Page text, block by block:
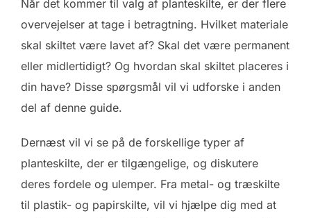
Når det kommer til valg af planteskilte, er der flere
overvejelser at tage i betragtning. Hvilket materiale
skal skiltet være lavet af? Skal det være permanent
eller midlertidigt? Og hvordan skal skiltet placeres i
din have? Disse spørgsmål vil vi udforske i anden
del af denne guide.
Dernæst vil vi se på de forskellige typer af
planteskilte, der er tilgængelige, og diskutere
deres fordele og ulemper. Fra metal- og træskilte
til plastik- og papirskilte, vil vi hjælpe dig med at